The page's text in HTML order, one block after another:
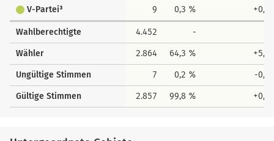
V-Partei³ 9 0,3 % +0,3
Wahlberechtigte 4.452 -
Wähler 2.864 64,3 % +5,5
Ungültige Stimmen 7 0,2 % -0,5
Gültige Stimmen 2.857 99,8 % +0,5